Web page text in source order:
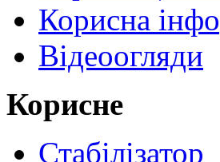
Корисна
Відеоогляди
Корисне
Стабілізатор